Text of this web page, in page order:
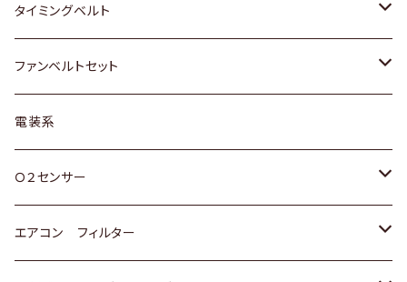
三菱
スバル
日野
クライスラー
ダイハツ
マツダ
三菱
スバル
ホンダ
マツダ
スズキ
ダイハツ
マツダ
三菱
スバル
ホンダ
スズキ
日産
ダイハツ
マツダ
タイミングベルト
トヨタ
スズキ
ダイハツ
三菱
ファンベルトセット
トヨタ
ホンダ
スズキ
電装系
Ｏ２センサー
トヨタ
エアコン フィルター